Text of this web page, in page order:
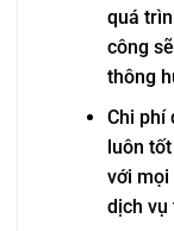
quá
công
thông
Chi phí
luôn
với mọi
dịch vụ